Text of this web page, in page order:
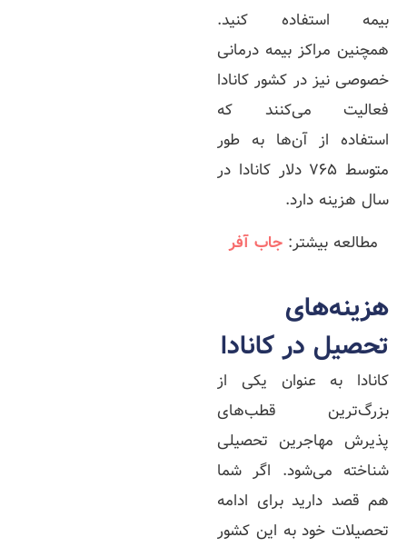
بیمه استفاده کنید.
همچنین مراکز بیمه درمانی
خصوصی نیز در کشور کانادا
فعالیت می‌کنند که
استفاده از آن‌ها به طور
متوسط 765 دلار کانادا در
سال هزینه دارد.
مطالعه بیشتر:جاب آفر
هزینه‌های
تحصیل در کانادا
کانادا به عنوان یکی از
بزرگ‌ترین قطب‌های
پذیرش مهاجرین تحصیلی
شناخته می‌شود. اگر شما
هم قصد دارید برای ادامه
تحصیلات خود به این کشور